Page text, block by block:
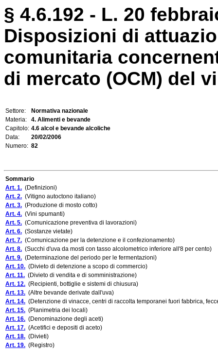
§ 4.6.192 - L. 20
Disposizioni di
comunitaria
di mercato (OCM) del
Settore:
Normativa nazionale
Materia:
4. Alimenti e bevande
Capitolo: 4.6 alcol e bevande alcoliche
Data:
20/02/2006
Numero: 82
Sommario
Art. 1. (Definizioni)
Art. 2. (Vitigno autoctono italiano)
Art. 3. (Produzione di mosto cotto)
Art. 4. (Vini spumanti)
Art. 5. (Comunicazione preventiva di lavorazioni)
Art. 6. (Sostanze vietate)
Art. 7. (Comunicazione per la detenzione e il confezionamento)
Art. 8. (Succhi d'uva da mosti con tasso alcolometrico inferiore all'8 per cento)
Art. 9. (Determinazione del periodo per le fermentazioni)
Art. 10. (Divieto di detenzione a scopo di commercio)
Art. 11. (Divieto di vendita e di somministrazione)
Art. 12. (Recipienti, bottiglie e sistemi di chiusura)
Art. 13. (Altre bevande derivate dall'uva)
Art. 14. (Detenzione di vinacce, centri di raccolta temporanei fuori fabbrica,
Art. 15. (Planimetria dei locali)
Art. 16. (Denominazione degli aceti)
Art. 17. (Acetifici e depositi di aceto)
Art. 18. (Divieti)
Art. 19. (Registro)